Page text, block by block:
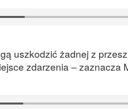
uszkodzić żadnej z
zdarzenia – zaznacza